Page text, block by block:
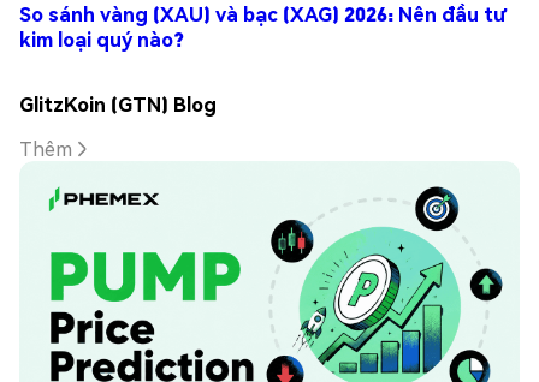
So sánh vàng (XAU) và bạc (XAG) 2026: Nên đầu tư
kim loại quý nào?
GlitzKoin (GTN) Blog
Thêm